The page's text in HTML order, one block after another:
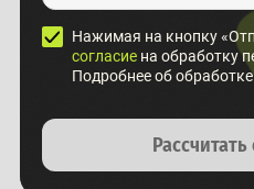
Нажимая на кнопку
согласие на обработку
Подробнее об